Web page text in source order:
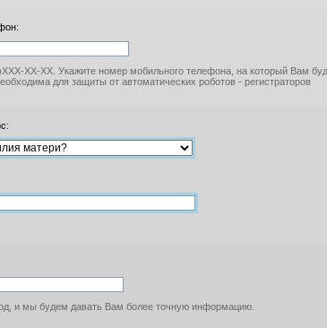
XX-XX. Укажите номер мобильного телефона, на который Вам
для защиты от автоматических роботов - регистраторов
и мы будем давать Вам более точную информацию.